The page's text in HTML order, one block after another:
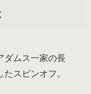
ダムス一家の長
スピンオフ。